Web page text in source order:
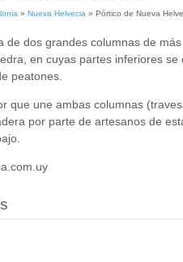
» Nueva Helvecia » Pórtico de Nueva
de dos grandes columnas de
en cuyas partes inferiores
peatones.
que une ambas columnas
por parte de artesanos de